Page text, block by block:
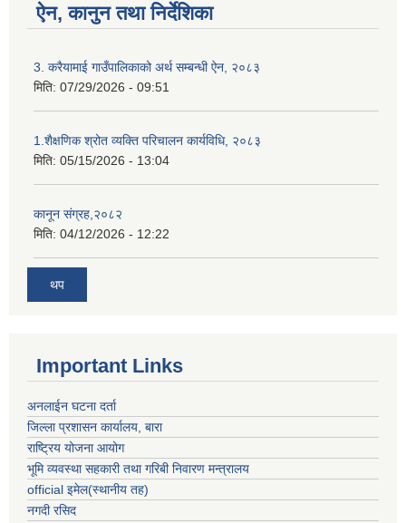
ऐन, कानुन तथा निर्देशिका
3. करैयामाई गाउँपालिकाको अर्थ सम्बन्धी ऐन, २०८३
मिति: 07/29/2026 - 09:51
1.शैक्षणिक श्रोत व्यक्ति परिचालन कार्यविधि, २०८३
मिति: 05/15/2026 - 13:04
कानून संग्रह,२०८२
मिति: 04/12/2026 - 12:22
थप
Important Links
अनलाईन घटना दर्ता
जिल्ला प्रशासन कार्यालय, बारा
राष्ट्रिय योजना आयोग
भूमि व्यवस्था सहकारी तथा गरिबी निवारण मन्त्रालय
official इमेल(स्थानीय तह)
नगदी रसिद